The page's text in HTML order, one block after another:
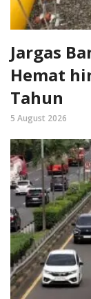
Jargas
Hemat
Tahun
5 August 2026